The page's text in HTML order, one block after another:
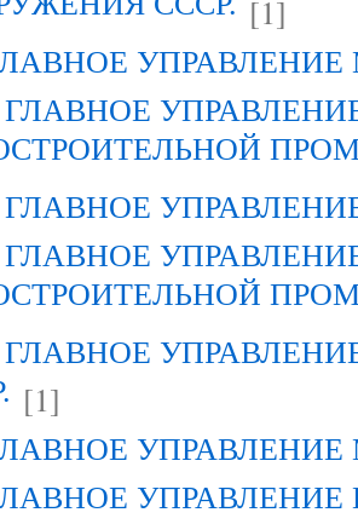
[1]
ГЛАВНОЕ
ГЛАВНОЕ
ГЛАВНОЕ
ГЛАВНОЕ
[1]